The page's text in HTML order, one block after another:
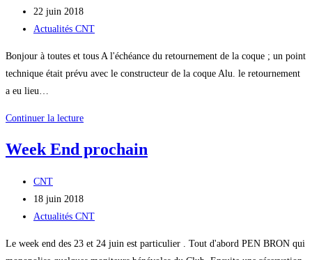
de
la
Publication
publiée :
22 juin 2018
Post
Actualités CNT
Bonjour à toutes et tous A l'échéance du retournement de la coque ; un point
technique était prévu avec le constructeur de la coque Alu. le retournement
a eu lieu…
Continuer la lectureAVANCEMENT
NEUF
Week End prochain
Auteur/autrice
de
la
CNT
Publication
publiée :
18 juin 2018
Post
Actualités CNT
Le week end des 23 et 24 juin est particulier . Tout d'abord PEN BRON qui